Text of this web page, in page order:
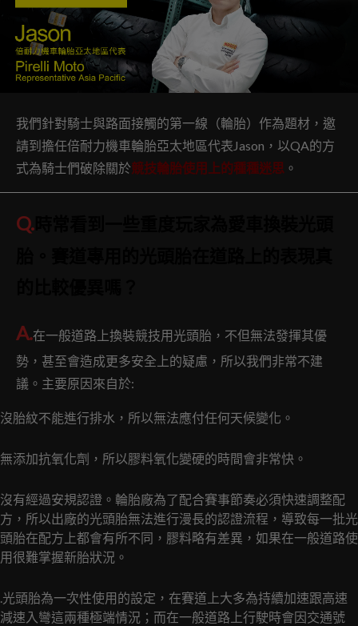
我們針對騎士與路面接觸的第一線（輪胎）作為題材，邀
請到擔任倍耐力機車輪胎亞太地區代表Jason，以QA的方
式為騎士們破除關於競技輪胎使用上的種種迷思 。
Q.
A.在一般道路上換裝競技用光頭胎，不但無法發揮其優
勢，甚至會造成更多安全上的疑慮，所以我們非常不建
議。主要原因來自於:
沒胎紋不能進行排水，所以無法應付任何天候變化。
無添加抗氧化劑，所以膠料氧化變硬的時間會非常快。
沒有經過安規認證。輪胎廠為了配合賽事節奏必須快速調整配
方，所以出廠的光頭胎無法進行漫長的認證流程，導致每一批光
頭胎在配方上都會有所不同，膠料略有差異，如果在一般道路使
用很難掌握新胎狀況。
.光頭胎為一次性使用的設定，在賽道上大多為持續加速跟高速
減速入彎這兩種極端情況；而在一般道路上行駛時會因交通號